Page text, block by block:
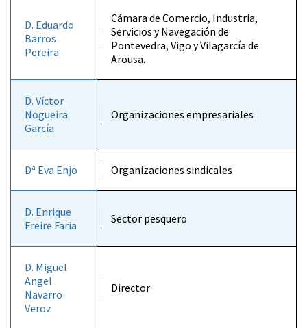
D. Eduardo
Barros
Pereira
Cámara de Comercio, Industria,
Servicios y Navegación de
Pontevedra, Vigo y Vilagarcía de
Arousa.
D. Víctor
Nogueira
García
Organizaciones empresariales
Dª Eva Enjo Organizaciones sindicales
D. Enrique
Freire Faria
Sector pesquero
D. Miguel
Angel
Navarro
Veroz
Director